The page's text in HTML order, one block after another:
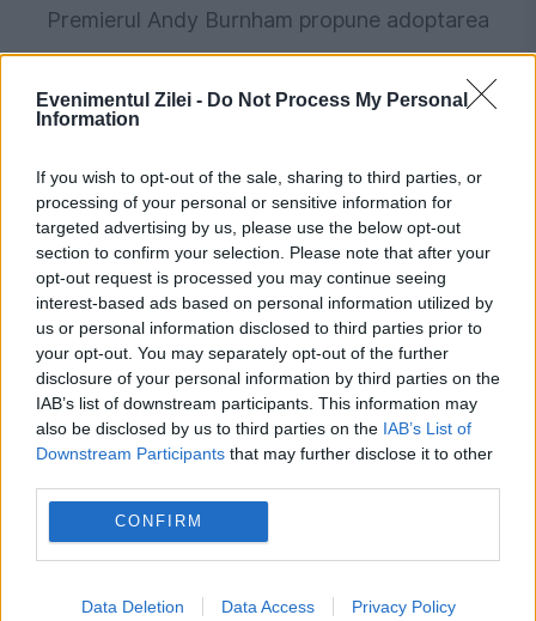
Evenimentul Zilei - Do Not Process My Personal
Information
If you wish to opt-out of the sale, sharing to third parties, or
processing of your personal or sensitive information for
targeted advertising by us, please use the below opt-out
section to confirm your selection. Please note that after your
opt-out request is processed you may continue seeing
interest-based ads based on personal information utilized by
us or personal information disclosed to third parties prior to
your opt-out. You may separately opt-out of the further
disclosure of your personal information by third parties on the
IAB’s list of downstream participants. This information may
also be disclosed by us to third parties on the IAB’s List of
Downstream Participants that may further disclose it to other
CONFIRM
Data Deletion Data Access Privacy Policy
Premierul Andy Burnham propune adoptarea
unei constituții scrise
INTERNATIONAL
Haos pe Aeroportul Gatwick din Londra după
o pană la alimentarea cu apă. Recomandări
pentru pasageri